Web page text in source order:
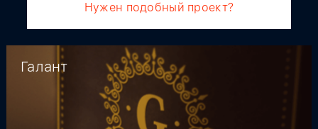
Нужен подобный проект?
Галант